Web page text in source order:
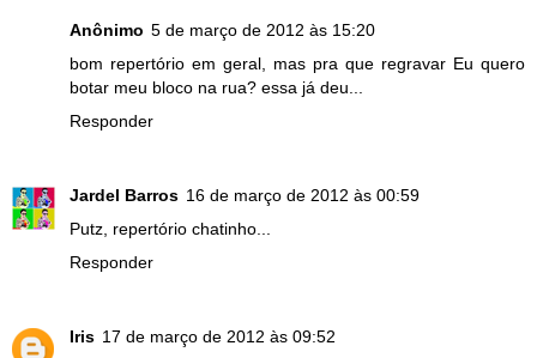
Anônimo 5 de março de 2012 às 15:20
bom repertório em geral, mas pra que regravar Eu quero
botar meu bloco na rua? essa já deu...
Responder
Jardel Barros 16 de março de 2012 às 00:59
Putz, repertório chatinho...
Responder
Iris 17 de março de 2012 às 09:52